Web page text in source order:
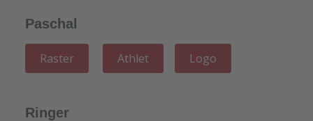
Paschal
Raster Athlet Logo
Ringer